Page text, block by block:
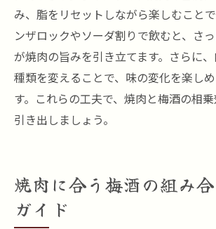
み、脂をリセットしながら楽しむこと
ンザロックやソーダ割りで飲むと、さ
が焼肉の旨みを引き立てます。さらに
種類を変えることで、味の変化を楽し
す。これらの工夫で、焼肉と梅酒の相
引き出しましょう。
焼肉に合う梅酒の組み
ガイド